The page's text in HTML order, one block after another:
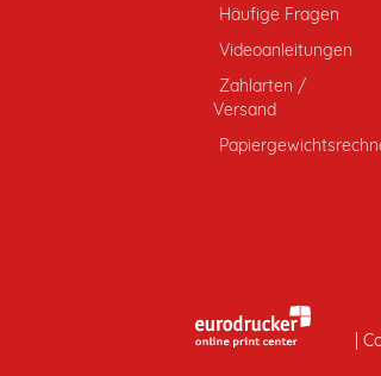
Häufige Fragen
Videoanleitungen
Zahlarten /
Versand
|